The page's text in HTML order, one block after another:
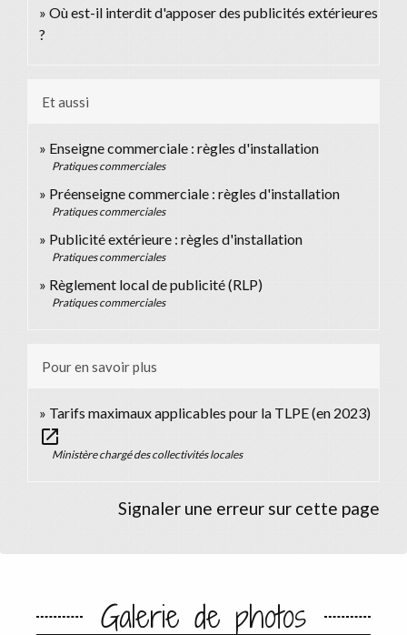
Où est-il interdit d'apposer des publicités extérieures
?
Et aussi
Enseigne commerciale : règles d'installation
Pratiques commerciales
Préenseigne commerciale : règles d'installation
Pratiques commerciales
Publicité extérieure : règles d'installation
Pratiques commerciales
Règlement local de publicité (RLP)
Pratiques commerciales
Pour en savoir plus
Tarifs maximaux applicables pour la TLPE (en 2023)
open_in_new
Ministère chargé des collectivités locales
Signaler une erreur sur cette page
Galerie de photos